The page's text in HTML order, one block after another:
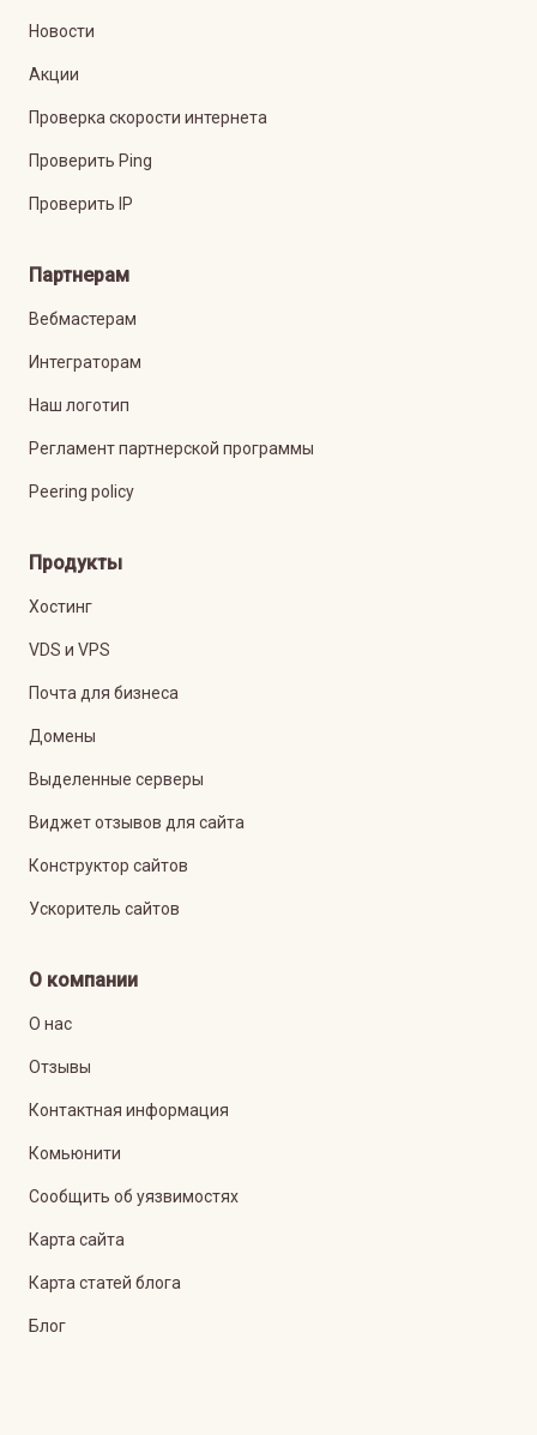
Новости
Акции
Проверка скорости интернета
Проверить Ping
Проверить IP
Партнерам
Вебмастерам
Интеграторам
Наш логотип
Регламент партнерской программы
Peering policy
Продукты
Хостинг
VDS и VPS
Почта для бизнеса
Домены
Выделенные серверы
Виджет отзывов для сайта
Конструктор сайтов
Ускоритель сайтов
О компании
О нас
Отзывы
Контактная информация
Комьюнити
Сообщить об уязвимостях
Карта сайта
Карта статей блога
Блог